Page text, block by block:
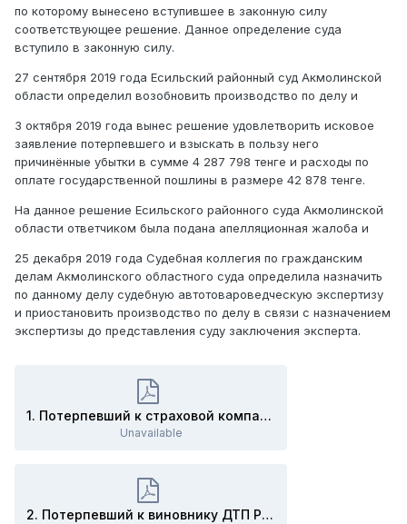
по которому вынесено вступившее в законную силу
соответствующее решение. Данное определение суда
вступило в законную силу.
27 сентября 2019 года Есильский районный суд Акмолинской
области определил возобновить производство по делу и
3 октября 2019 года вынес решение удовлетворить исковое
заявление потерпевшего и взыскать в пользу него
причинённые убытки в сумме 4 287 798 тенге и расходы по
оплате государственной пошлины в размере 42 878 тенге.
На данное решение Есильского районного суда Акмолинской
области ответчиком была подана апелляционная жалоба и
25 декабря 2019 года Судебная коллегия по гражданским
делам Акмолинского областного суда определила назначить
по данному делу судебную автотовароведческую экспертизу
и приостановить производство по делу в связи с назначением
экспертизы до представления суду заключения эксперта.
1. Потерпевший к страховой компании Решение.pdf
Unavailable
2. Потерпевший к виновнику ДТП Решение.pdf